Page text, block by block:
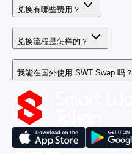
兑换有哪些费用？
兑换流程是怎样的？
我能在国外使用 SWT Swap 吗？